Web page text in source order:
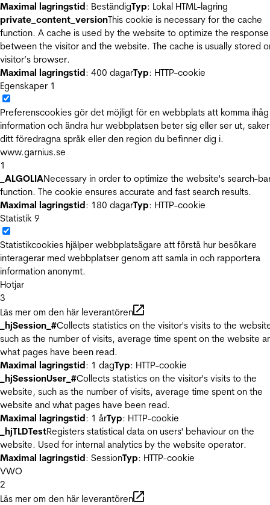
Maximal lagringstid: BeständigTyp: Lokal HTML-lagring
private_content_versionThis cookie is necessary for the cache
function. A cache is used by the website to optimize the
between the visitor and the website. The cache is usually stored
visitor’s browser.
Maximal lagringstid: 400 dagarTyp: HTTP-cookie
Egenskaper 1
Preferenscookies gör det möjligt för en webbplats att komma ihåg
information och ändra hur webbplatsen beter sig eller ser ut,
ditt föredragna språk eller den region du befinner dig i.
www.garnius.se
1
_ALGOLIANecessary in order to optimize the website's search-
function. The cookie ensures accurate and fast search results.
Maximal lagringstid: 180 dagarTyp: HTTP-cookie
Statistik 9
Statistikcookies hjälper webbplatsägare att förstå hur besökare
interagerar med webbplatser genom att samla in och rapportera
information anonymt.
Hotjar
3
Läs mer om den här leverantören
_hjSession_#Collects statistics on the visitor's visits to the
such as the number of visits, average time spent on the website
what pages have been read.
Maximal lagringstid: 1 dagTyp: HTTP-cookie
_hjSessionUser_#Collects statistics on the visitor's visits to the
website, such as the number of visits, average time spent on the
website and what pages have been read.
Maximal lagringstid: 1 årTyp: HTTP-cookie
_hjTLDTestRegisters statistical data on users' behaviour on the
website. Used for internal analytics by the website operator.
Maximal lagringstid: SessionTyp: HTTP-cookie
VWO
2
Läs mer om den här leverantören